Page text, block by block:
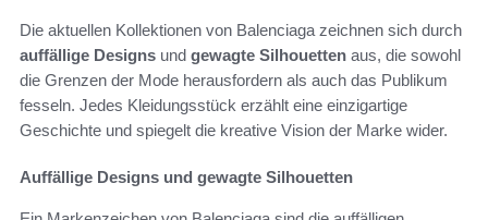
Die aktuellen Kollektionen von Balenciaga zeichnen sich durch
auffällige Designs und gewagte Silhouetten aus, die sowohl
die Grenzen der Mode herausfordern als auch das Publikum
fesseln. Jedes Kleidungsstück erzählt eine einzigartige
Geschichte und spiegelt die kreative Vision der Marke wider.
Auffällige Designs und gewagte Silhouetten